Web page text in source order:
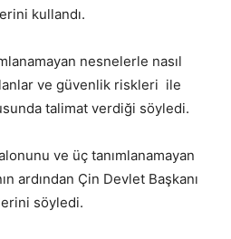
kullandı.
nesnelerle nasıl
ve güvenlik riskleri ile
talimat verdiği söyledi.
ve üç tanımlanamayan
ardından Çin Devlet Başkanı
söyledi.